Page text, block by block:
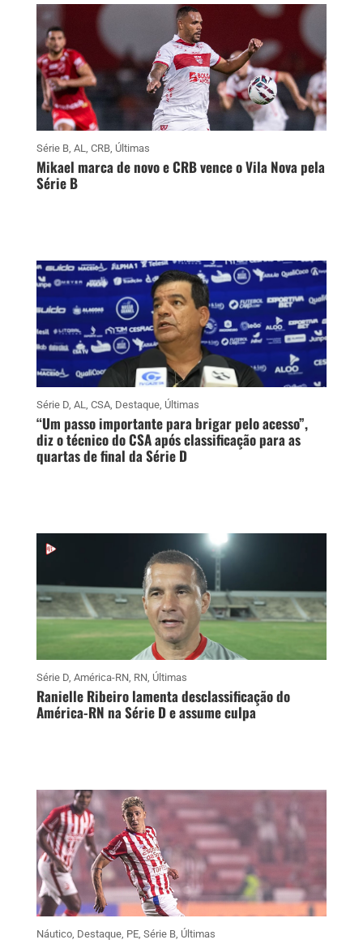
Série B, AL, CRB, Últimas
Mikael marca de novo e CRB vence o Vila Nova pela
Série B
Série D, AL, CSA, Destaque, Últimas
“Um passo importante para brigar pelo acesso”,
diz o técnico do CSA após classificação para as
quartas de final da Série D
Série D, América-RN, RN, Últimas
Ranielle Ribeiro lamenta desclassificação do
América-RN na Série D e assume culpa
Náutico, Destaque, PE, Série B, Últimas